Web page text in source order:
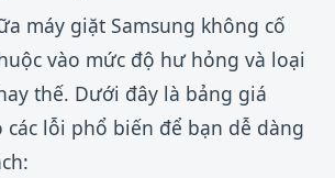
máy giặt Samsung không cố
vào mức độ hư hỏng và loại
thế. Dưới đây là bảng giá
các lỗi phổ biến để bạn dễ dàng